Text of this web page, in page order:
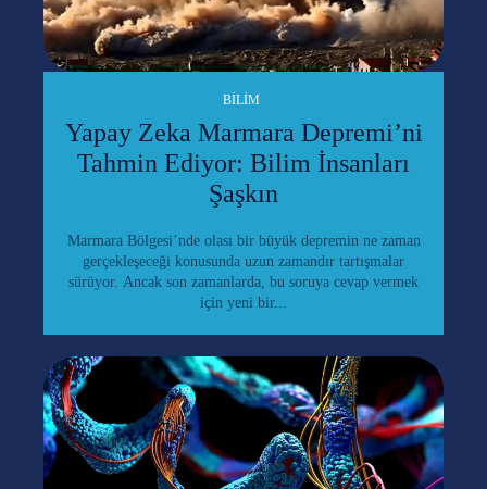
BILIM
Yapay Zeka Marmara Depremi’ni
Tahmin Ediyor: Bilim İnsanları
Şaşkın
Marmara Bölgesi’nde olası bir büyük depremin ne zaman
gerçekleşeceği konusunda uzun zamandır tartışmalar
sürüyor. Ancak son zamanlarda, bu soruya cevap vermek
için yeni bir...